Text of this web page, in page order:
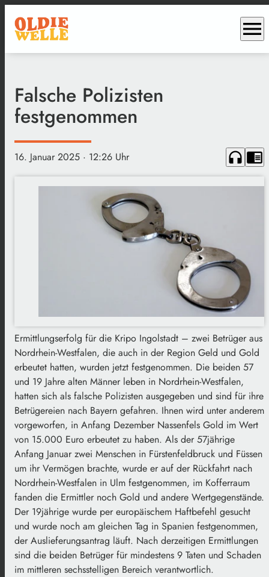
menu
Falsche Polizisten
festgenommen
16. Januar 2025 · 12:26 Uhr headphones chrome_reader_mode
Ermittlungserfolg für die Kripo Ingolstadt – zwei Betrüger aus
Nordrhein-Westfalen, die auch in der Region Geld und Gold
erbeutet hatten, wurden jetzt festgenommen. Die beiden 57
und 19 Jahre alten Männer leben in Nordrhein-Westfalen,
hatten sich als falsche Polizisten ausgegeben und sind für ihre
Betrügereien nach Bayern gefahren. Ihnen wird unter anderem
vorgeworfen, in Anfang Dezember Nassenfels Gold im Wert
von 15.000 Euro erbeutet zu haben. Als der 57jährige
Anfang Januar zwei Menschen in Fürstenfeldbruck und Füssen
um ihr Vermögen brachte, wurde er auf der Rückfahrt nach
Nordrhein-Westfalen in Ulm festgenommen, im Kofferraum
fanden die Ermittler noch Gold und andere Wertgegenstände.
Der 19jährige wurde per europäischem Haftbefehl gesucht
und wurde noch am gleichen Tag in Spanien festgenommen,
der Auslieferungsantrag läuft. Nach derzeitigen Ermittlungen
sind die beiden Betrüger für mindestens 9 Taten und Schaden
im mittleren sechsstelligen Bereich verantwortlich.